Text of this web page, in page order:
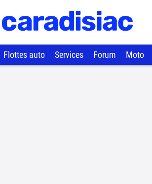
Flottes auto Services Forum Moto